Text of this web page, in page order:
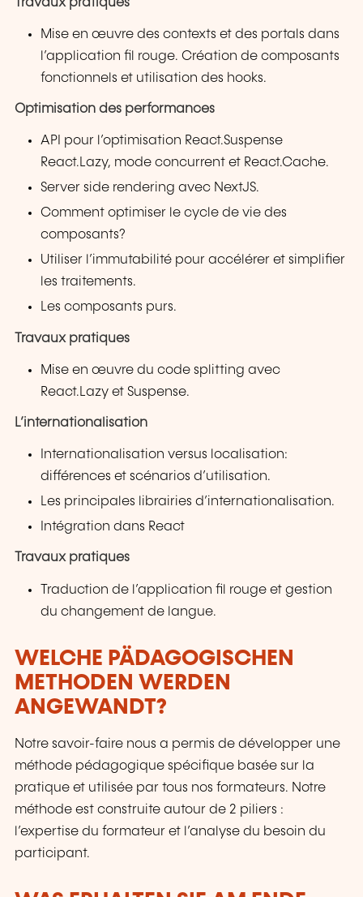
Mise en œuvre des contexts et des portals dans
l’application fil rouge. Création de composants
fonctionnels et utilisation des hooks.
Optimisation des performances
API pour l’optimisation React.Suspense
React.Lazy, mode concurrent et React.Cache.
Server side rendering avec NextJS.
Comment optimiser le cycle de vie des
composants?
Utiliser l’immutabilité pour accélérer et simplifier
les traitements.
Les composants purs.
Travaux pratiques
Mise en œuvre du code splitting avec
React.Lazy et Suspense.
L’internationalisation
Internationalisation versus localisation:
différences et scénarios d’utilisation.
Les principales librairies d’internationalisation.
Intégration dans React
Travaux pratiques
Traduction de l’application fil rouge et gestion
du changement de langue.
WELCHE PÄDAGOGISCHEN
METHODEN WERDEN
ANGEWANDT?
Notre savoir-faire nous a permis de développer une
méthode pédagogique spécifique basée sur la
pratique et utilisée par tous nos formateurs. Notre
méthode est construite autour de 2 piliers :
l’expertise du formateur et l’analyse du besoin du
participant.